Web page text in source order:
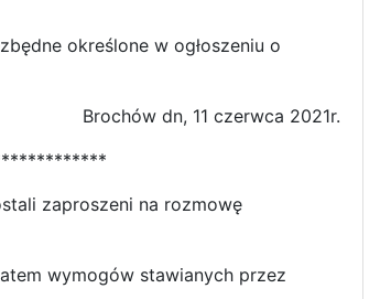
określone w ogłoszeniu o
Brochów dn, 11 czerwca 2021r.
zaproszeni na rozmowę
wymogów stawianych przez